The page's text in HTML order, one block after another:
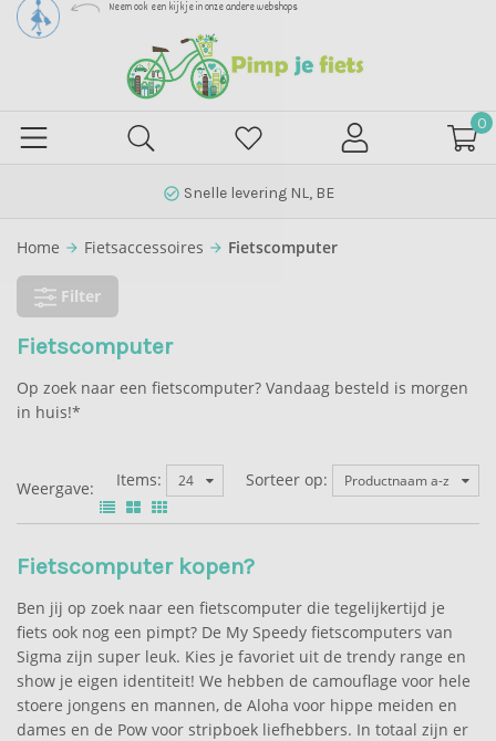
Neem ook een kijkje in onze andere webshops
0
check_circle_outline Snelle levering NL, BE
Home arrow_forward Fietsaccessoires arrow_forward Fietscomputer
Filter
Fietscomputer
Op zoek naar een fietscomputer? Vandaag besteld is morgen
in huis!*
Sorteer op: Productnaam a-z
Items: 24
Weergave:
Fietscomputer kopen?
Ben jij op zoek naar een fietscomputer die tegelijkertijd je
fiets ook nog een pimpt? De My Speedy fietscomputers van
Sigma zijn super leuk. Kies je favoriet uit de trendy range en
show je eigen identiteit! We hebben de camouflage voor hele
stoere jongens en mannen, de Aloha voor hippe meiden en
dames en de Pow voor stripboek liefhebbers. In totaal zijn er